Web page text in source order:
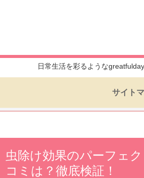
日常生活を彩るような
サイト
虫除け効果のパーフェ
コミは？徹底検証！